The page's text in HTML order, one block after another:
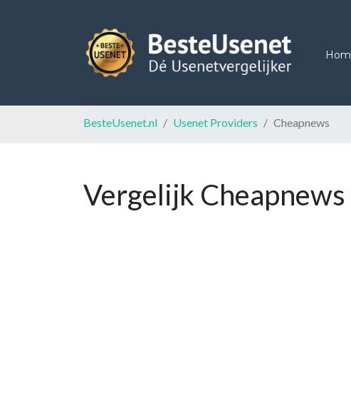
BesteUsenet.nl Usenet Providers Cheapnews
Vergelijk